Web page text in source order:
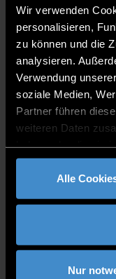
Wir verwenden
personalisieren,
zu können und die
analysieren.
Verwendung
soziale Medien,
Partner führen
weiteren Daten
gesammelt haben.
Alle
Nur
Birgit Böhm, M.A.
Wissenschaftliche